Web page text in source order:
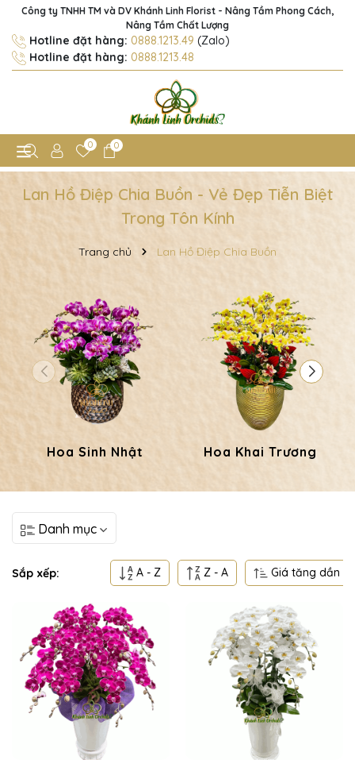
Công ty TNHH TM và DV Khánh Linh Florist - Nâng Tầm Phong Cách,
Nâng Tầm Chất Lượng
Hotline đặt hàng: 0888.1213.49 (Zalo)
Hotline đặt hàng: 0888.1213.48
0 0
Lan Hồ Điệp Chia Buồn - Vẻ Đẹp Tiễn Biệt
Trong Tôn Kính
Trang chủ Lan Hồ Điệp Chia Buồn
Hoa Sinh Nhật Hoa Khai Trương
Danh mục
Sắp xếp: A - Z Z - A Giá tăng dần